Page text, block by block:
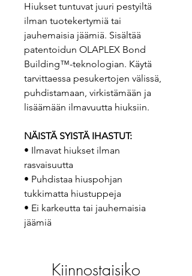
Hiukset tuntuvat juuri pestyiltä
ilman tuotekertymiä tai
jauhemaisia jäämiä. Sisältää
patentoidun OLAPLEX Bond
Building™-teknologian. Käytä
tarvittaessa pesukertojen välissä,
puhdistamaan, virkistämään ja
lisäämään ilmavuutta hiuksiin.
NÄISTÄ SYISTÄ IHASTUT:
• Ilmavat hiukset ilman
rasvaisuutta
• Puhdistaa hiuspohjan
tukkimatta hiustuppeja
• Ei karkeutta tai jauhemaisia
jäämiä
Kiinnostaisiko